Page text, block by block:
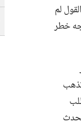
لم
خطر